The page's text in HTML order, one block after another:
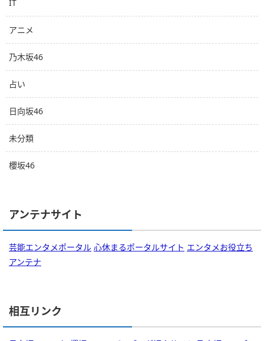
IT
アニメ
乃木坂46
占い
日向坂46
未分類
櫻坂46
アンテナサイト
芸能エンタメポータル 心休まるポータルサイト エンタメお役立ち
アンテナ
相互リンク